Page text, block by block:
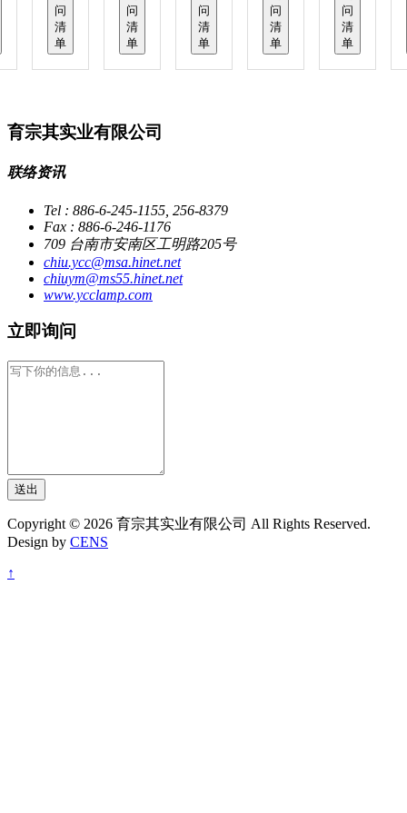
问
清
单
问
清
单
问
清
单
问
清
单
问
清
单
育宗其实业有限公司
联络资讯
Tel : 886-6-245-1155, 256-8379
Fax : 886-6-246-1176
709 台南市安南区工明路205号
chiu.ycc@msa.hinet.net
chiuym@ms55.hinet.net
www.ycclamp.com
立即询问
送出
Copyright © 2026 育宗其实业有限公司 All Rights Reserved.
Design by CENS
↑